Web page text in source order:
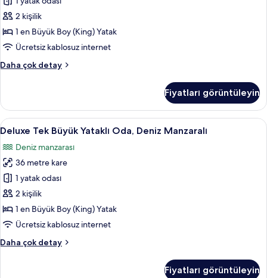
Ayrı
Yataklı
Oda,
Deniz
için
görün
2 kişilik
1 en Büyük Boy (King) Yatak
Ücretsiz kablosuz internet
Daha çok detay
Premium
İki
Ayrı
Yataklı
Deniz
Manzaralı
hakkında
daha
fazla
detay
Fiyatları görüntüleyin
Deluxe
Tek
Büyük
Yataklı
Oda,
Deniz
Manzaralı
için
fotoğrafları
Deluxe Tek Büyük Yataklı Oda,
22
Deluxe Tek Büyük Yataklı Oda, Deniz Manzaralı
Deniz manzarası
36 metre kare
1 yatak odası
2 kişilik
1 en Büyük Boy (King) Yatak
Ücretsiz kablosuz internet
Daha çok detay
Deluxe
Fiyatları görüntüleyin